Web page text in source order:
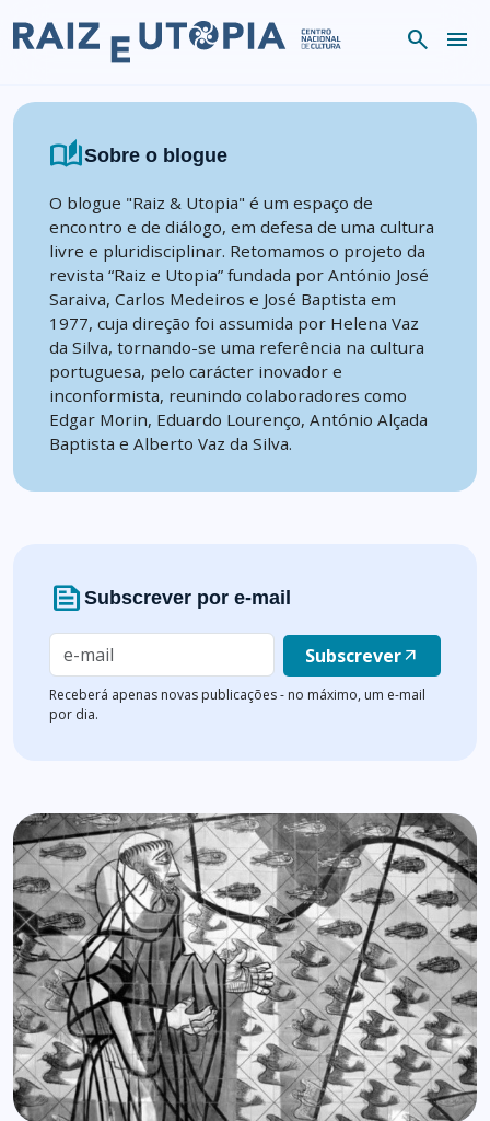
search menu
auto_storiesSobre o blogue
O blogue "Raiz & Utopia" é um espaço de
encontro e de diálogo, em defesa de uma cultura
livre e pluridisciplinar. Retomamos o projeto da
revista “Raiz e Utopia” fundada por António José
Saraiva, Carlos Medeiros e José Baptista em
1977, cuja direção foi assumida por Helena Vaz
da Silva, tornando-se uma referência na cultura
portuguesa, pelo carácter inovador e
inconformista, reunindo colaboradores como
Edgar Morin, Eduardo Lourenço, António Alçada
Baptista e Alberto Vaz da Silva.
news Subscrever por e-mail
Subscreverarrow_outward
Receberá apenas novas publicações - no máximo, um e-mail
por dia.
Lista de artigos